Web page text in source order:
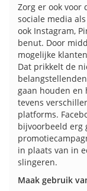
Zorg er ook voor
sociale media
ook Instagram,
benut. Door
mogelijke
Dat prikkelt de
gaan houden en
tevens
platforms.
bijvoorbeeld erg
in plaats van in
slingeren.
Maak gebruik